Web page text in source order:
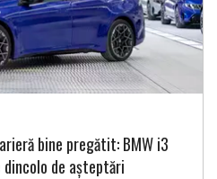
bine pregătit: BMW i3
de așteptări